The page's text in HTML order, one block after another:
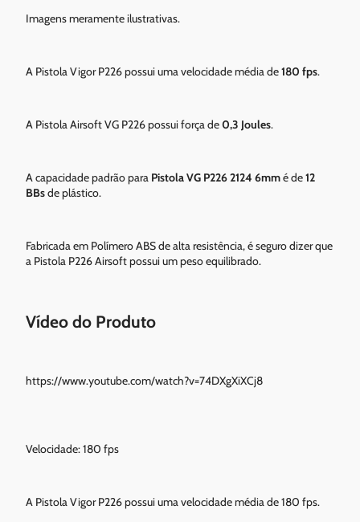
Imagens meramente ilustrativas.
A Pistola Vigor P226 possui uma velocidade média de180 fps.
A Pistola Airsoft VG P226 possui força de0,3 Joules.
A capacidade padrão para Pistola VG P226 2124 6mmé de12
BBsde plástico.
Fabricada em Polímero ABS de alta resistência, é seguro dizer que
a Pistola P226 Airsoft possui um peso equilibrado.
Vídeo do Produto
https://www.youtube.com/watch?v=74DXgXiXCj8
Velocidade: 180 fps
A Pistola Vigor P226 possui uma velocidade média de 180 fps.